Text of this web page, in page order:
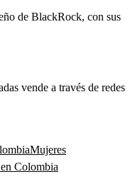
de BlackRock, con sus
vende a través de redes
Mujeres
Colombia